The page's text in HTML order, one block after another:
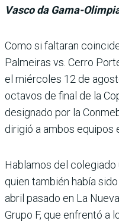
Vasco da Gama-
Como si faltaran
Palmeiras vs. Cerro
el miércoles 12 de
octavos de final de la
designado por la
dirigió a ambos equipos
Hablamos del colegiado
quien también había
abril pasado en La
Grupo F, que enfrentó a